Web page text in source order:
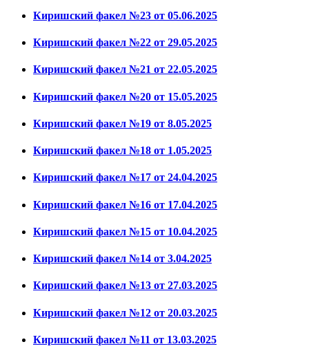
Киришский факел №23 от 05.06.2025
Киришский факел №22 от 29.05.2025
Киришский факел №21 от 22.05.2025
Киришский факел №20 от 15.05.2025
Киришский факел №19 от 8.05.2025
Киришский факел №18 от 1.05.2025
Киришский факел №17 от 24.04.2025
Киришский факел №16 от 17.04.2025
Киришский факел №15 от 10.04.2025
Киришский факел №14 от 3.04.2025
Киришский факел №13 от 27.03.2025
Киришский факел №12 от 20.03.2025
Киришский факел №11 от 13.03.2025